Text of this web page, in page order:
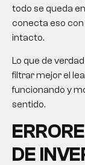
todo se queda
conecta eso
intacto.
Lo que de
filtrar mejor el
funcionando y
sentido.
DE